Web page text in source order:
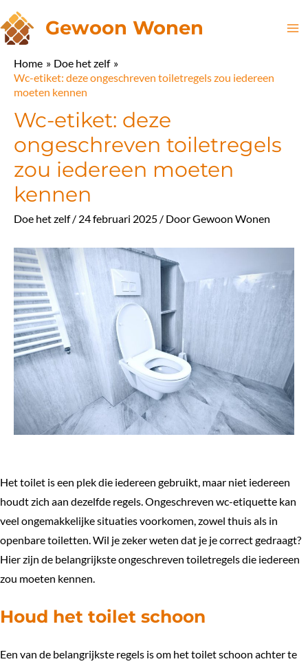
naar
de
inhoud
Gewoon Wonen
Home
Doe het zelf
Wc-etiket: deze ongeschreven toiletregels zou iedereen
moeten kennen
Wc-etiket: deze
ongeschreven toiletregels
zou iedereen moeten
kennen
Doe het zelf/ 24 februari 2025 / DoorGewoon Wonen
Het toilet is een plek die iedereen gebruikt, maar niet iedereen
houdt zich aan dezelfde regels. Ongeschreven wc-etiquette kan
veel ongemakkelijke situaties voorkomen, zowel thuis als in
openbare toiletten. Wil je zeker weten dat je je correct gedraagt?
Hier zijn de belangrijkste ongeschreven toiletregels die iedereen
zou moeten kennen.
Houd het toilet schoon
Een van de belangrijkste regels is om het toilet schoon achter te